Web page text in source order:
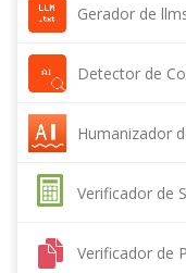
Gerador de
Detector de
Humanizador
Verificador de
Verificador de